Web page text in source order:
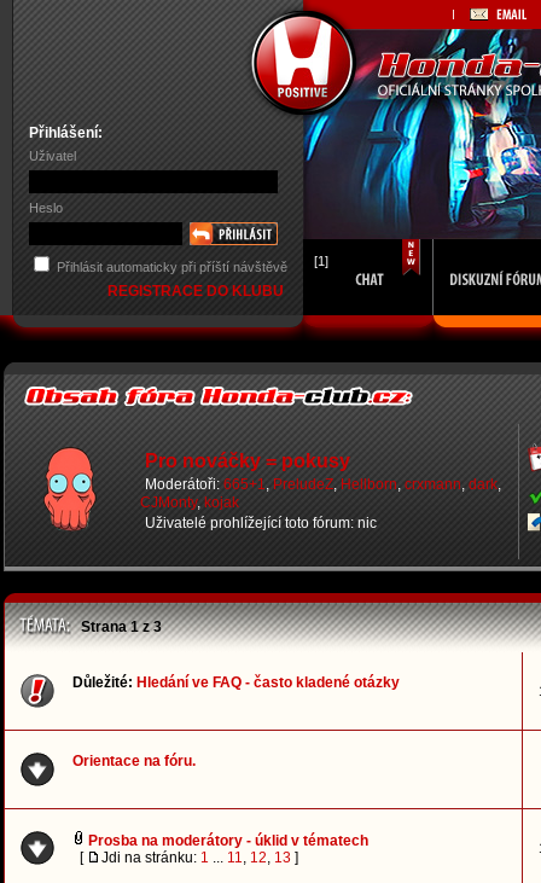
Přihlášení:
Uživatel
Heslo
Přihlásit automaticky při příští návštěvě
REGISTRACE DO KLUBU
[1]
Pro nováčky = pokusy
Moderátoři: 665+1, PreludeZ, Hellborn, crxmann, dark,
CJMonty, kojak
Uživatelé prohlížející toto fórum: nic
Strana1z3
Důležité: Hledání ve FAQ - často kladené otázky
Orientace na fóru.
Prosba na moderátory - úklid v tématech
[
Jdi na stránku: 1 ... 11, 12, 13 ]